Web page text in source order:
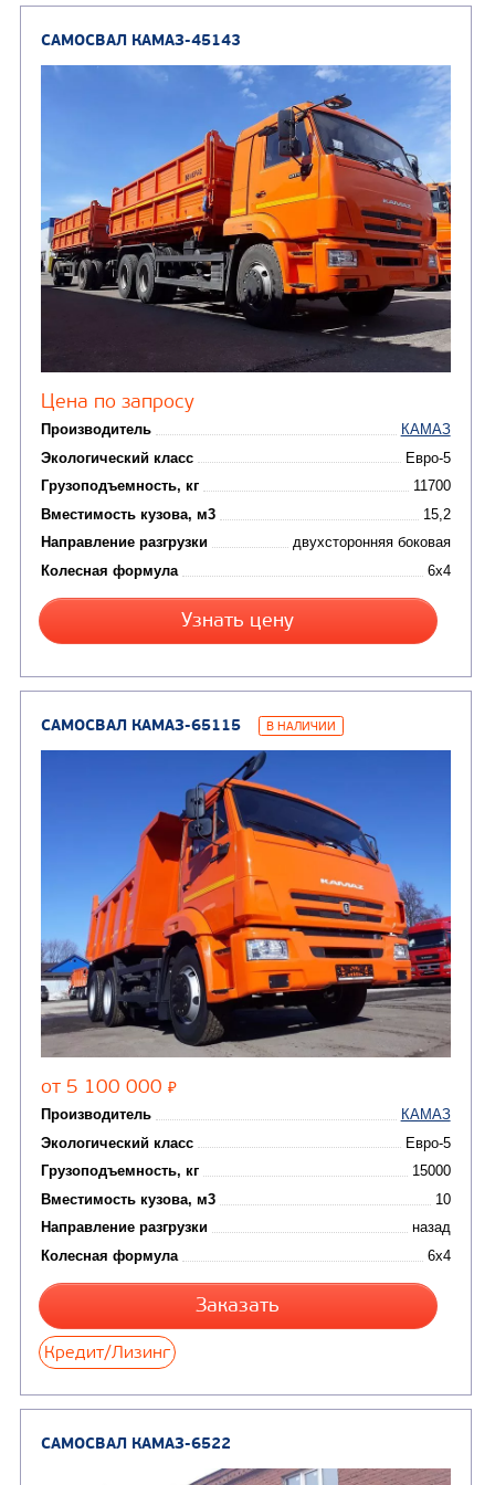
Самосвалы
Седельные тягачи(8)
АВТОБУСЫ
Вахтовые автобусы(3)
АВТОЦИСТЕРНЫ
Автотопливозаправщики
Автогудронаторы
ТРАНСПОРТНАЯ
Крано-
установки (КМУ)
(36)
КОММУНАЛЬНАЯ
ТЕХНИКА
Комбинированные
машины
Вакуумные машины
Илососные машины
Комбинированные
(24)
САМОСВАЛ КАМАЗ-45143
Цена по запросу
Экологический класс
Грузоподъемность, кг
Вместимость кузова, м3
Направление разгрузки
Колесная формула
Узнать цену